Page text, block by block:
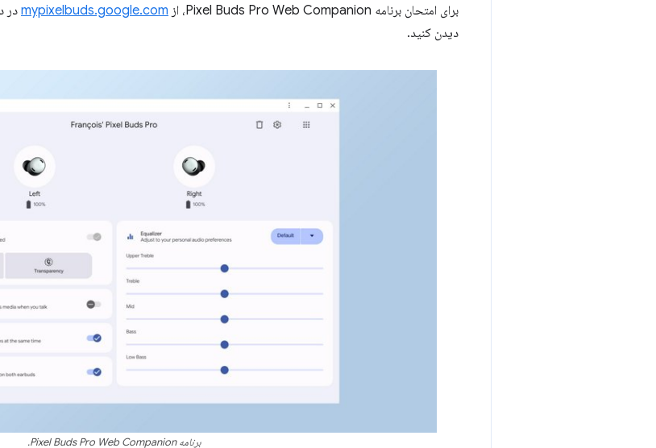
برای امتحان برنامه Pixel Buds Pro Web Companion، از mypixelbuds.google.com
دیدن کنید.
برنامه Pixel Buds Pro Web Companion.